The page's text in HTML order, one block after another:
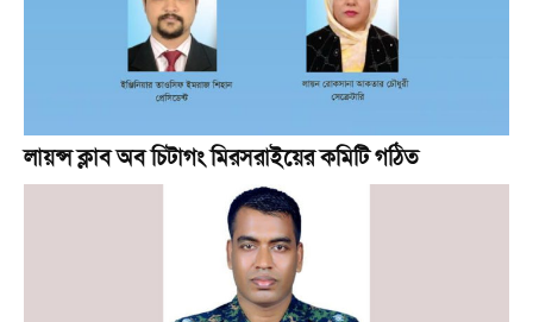
লায়ন্স ক্লাব অব চিটাগং মিরসরাইয়ের কমিটি গঠিত